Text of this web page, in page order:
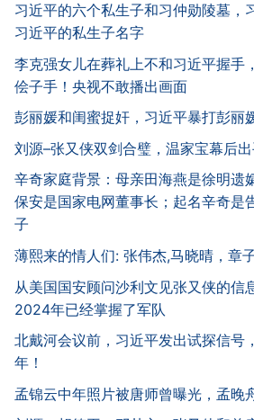
习近平的六个私生子和习仲勋陵墓，
习近平的私生子名字
李克强女儿在葬礼上不和习近平握手
侩子手！央视不敢播出画面
彭丽媛和闺蜜捉奸，习近平暴打彭丽
刘源–张又侠双剑合璧，温家宝幕后
辛奇家庭背景：母亲田海燕是徐明遗
保安是国家电网董事长；起名辛奇是
子
薄熙来的情人们: 张伟杰,马晓晴，章
从美国国安顾问沙利文见张又侠的信
2024年已经掌握了军队
北戴河会议前，习近平发出试探信号
年！
孟锦云中年照片被唐师曾曝光，孟晚